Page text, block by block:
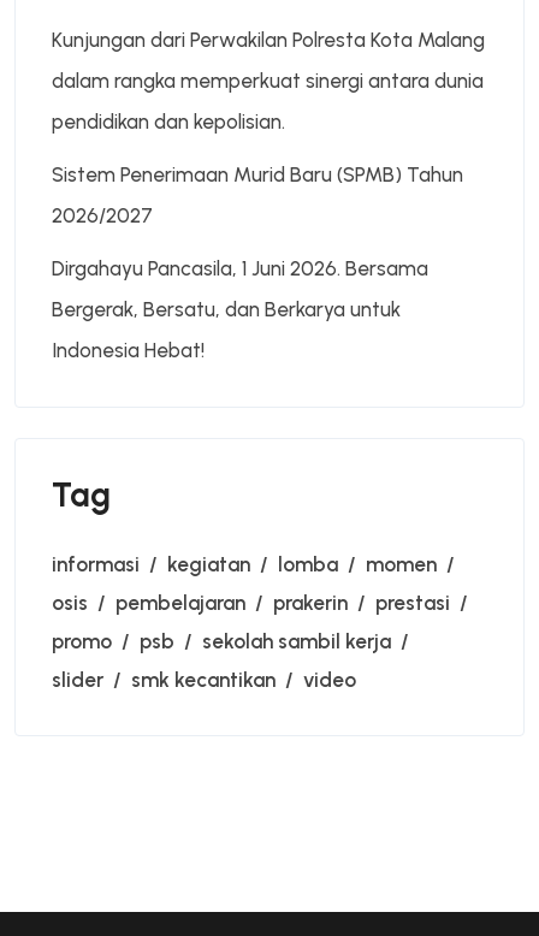
Kunjungan dari Perwakilan Polresta Kota Malang
dalam rangka memperkuat sinergi antara dunia
pendidikan dan kepolisian.
Sistem Penerimaan Murid Baru (SPMB) Tahun
2026/2027
Dirgahayu Pancasila, 1 Juni 2026. Bersama
Bergerak, Bersatu, dan Berkarya untuk
Indonesia Hebat!
Tag
informasi kegiatan lomba
momen
osis
pembelajaran prakerin
prestasi
promo
psb
sekolah sambil kerja
slider
smk kecantikan video